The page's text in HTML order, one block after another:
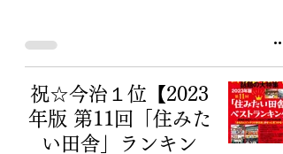
祝☆今治１位【2023
年版 第11回「住みた
い田舎」ランキン